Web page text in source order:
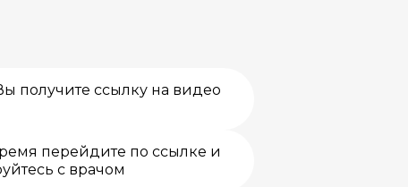
получите ссылку на видео
перейдите по ссылке и
с врачом